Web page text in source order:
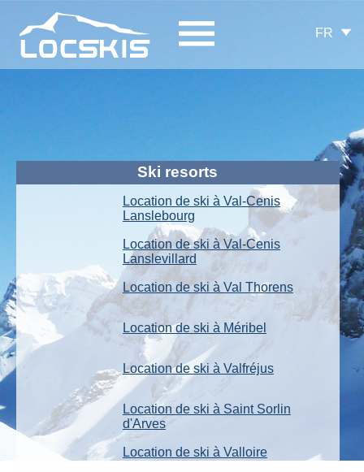
FR
Ski resorts
Location de ski à Val-Cenis
Lanslebourg
Location de ski à Val-Cenis
Lanslevillard
Location de ski à Val Thorens
Location de ski à Méribel
Location de ski à Valfréjus
Location de ski à Saint Sorlin
d'Arves
Location de ski à Valloire